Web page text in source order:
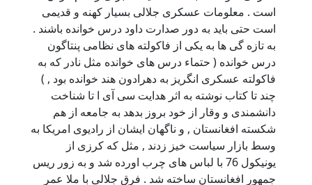
است . معلومات عسکری جلالی بسیار کهنه و قدیمی
است حتی باید به دور صدارت داود درس خوانده باشند .
به تازه گی ها به یکی از فاکولته های نظامی پنتاگون
درس خوانده ( حتماء درس های خوانده مثل نادر که به
فاکولته عسکری انگریز به دهرادون هند خوانده بود , )
چند تا کتاب نوشته به اثر هدایت سی آی ا تا شناخت
دانشمندی و وقار از خود بروز بدهد به جامعه از هم
شکسته افغانستان , و ناگهان ایشان از رادیوی امریکا به
وسط بازار سیاست خیز زدند , مثل که کرزی از
یونیکول 76 با لباس های چرب اورده شد و به زور ریس
جمهور افغانستان ساخته شد . فرق جلالی با ملا عمر